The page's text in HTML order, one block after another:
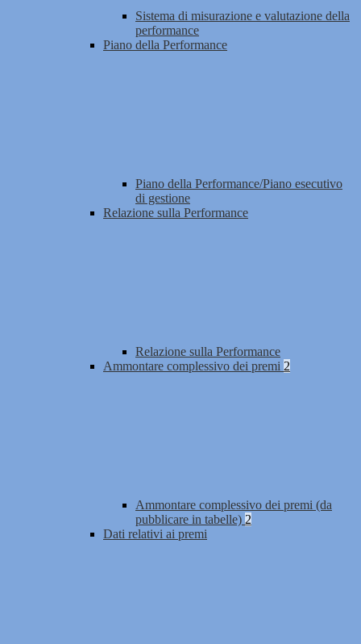
Sistema di misurazione e valutazione della
performance
Piano della Performance
Piano della Performance/Piano esecutivo
di gestione
Relazione sulla Performance
Relazione sulla Performance
Ammontare complessivo dei premi 2
Ammontare complessivo dei premi (da
pubblicare in tabelle) 2
Dati relativi ai premi